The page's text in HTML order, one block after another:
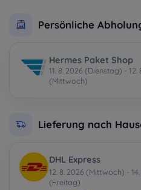
Persönliche
Hermes Paket Shop
11. 8. 2026 (Dienstag) - 12.
(Mittwoch)
Lieferung nach
DHL Express
12. 8. 2026 (Mittwoch) -
(Freitag)